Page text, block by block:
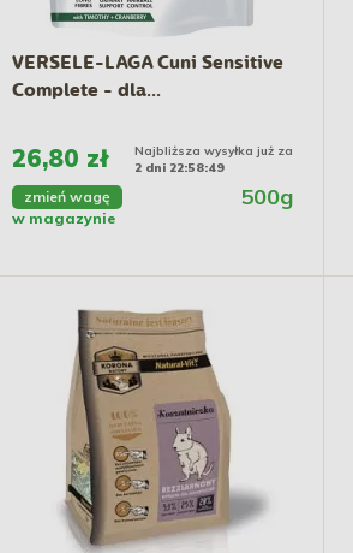
VERSELE-LAGA Cuni Sensitive
Complete - dla...
26,80 zł
Najbliższa wysyłka już za
2 dni 22:58:48
zmień wagę 500g
w magazynie